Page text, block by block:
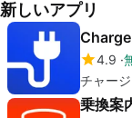
新しいアプリ
4.9
チャー
乗換案